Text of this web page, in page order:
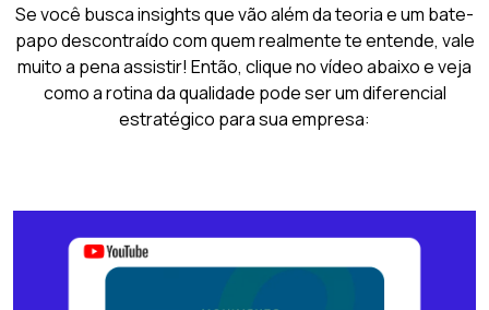
Se você busca insights que vão além da teoria e um bate-
papo descontraído com quem realmente te entende, vale
muito a pena assistir! Então, clique no vídeo abaixo e veja
como a rotina da qualidade pode ser um diferencial
estratégico para sua empresa: